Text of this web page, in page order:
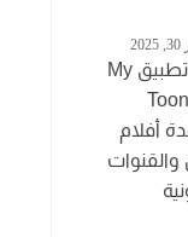
تحميل تطبيق My
أفلام
والقنوات